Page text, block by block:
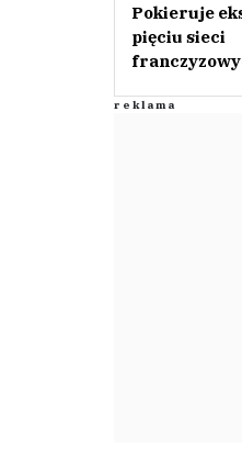
Pokieruje
pięciu sieci